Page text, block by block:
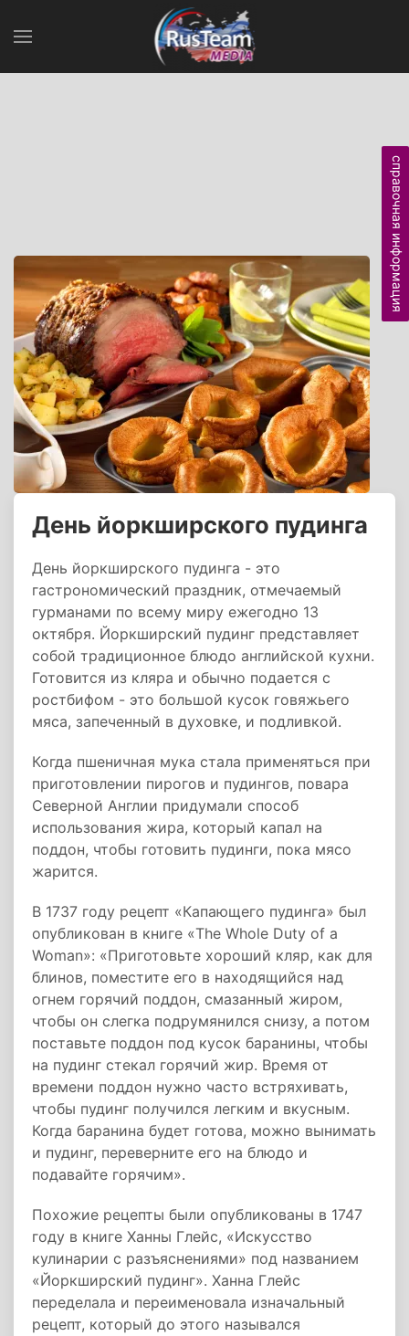
День йоркширского пудинга
День йоркширского пудинга - это
гастрономический праздник, отмечаемый
гурманами по всему миру ежегодно 13
октября. Йоркширский пудинг представляет
собой традиционное блюдо английской кухни.
Готовится из кляра и обычно подается с
ростбифом - это большой кусок говяжьего
мяса, запеченный в духовке, и подливкой.
Когда пшеничная мука стала применяться при
приготовлении пирогов и пудингов, повара
Северной Англии придумали способ
использования жира, который капал на
поддон, чтобы готовить пудинги, пока мясо
жарится.
В 1737 году рецепт «Капающего пудинга» был
опубликован в книге «The Whole Duty of a
Woman»: «Приготовьте хороший кляр, как для
блинов, поместите его в находящийся над
огнем горячий поддон, смазанный жиром,
чтобы он слегка подрумянился снизу, а потом
поставьте поддон под кусок баранины, чтобы
на пудинг стекал горячий жир. Время от
времени поддон нужно часто встряхивать,
чтобы пудинг получился легким и вкусным.
Когда баранина будет готова, можно вынимать
и пудинг, переверните его на блюдо и
подавайте горячим».
Похожие рецепты были опубликованы в 1747
году в книге Ханны Глейс, «Искусство
кулинарии с разъяснениями» под названием
«Йоркширский пудинг». Ханна Глейс
переделала и переименовала изначальный
рецепт, который до этого назывался
справочная информация